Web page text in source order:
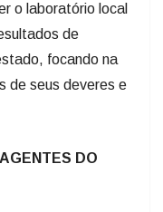
o laboratório local
de
focando na
de seus deveres e
DO